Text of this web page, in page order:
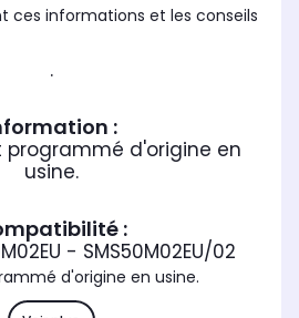
ces informations et les conseils
.
:
programmé d'origine en
usine.
:
- SMS50M02EU/02
d'origine en usine.